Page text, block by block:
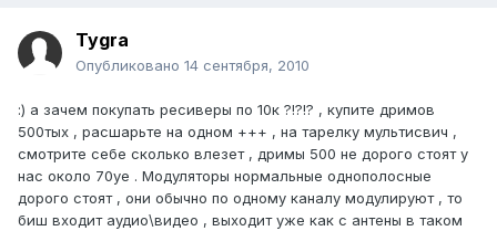
Tygra
Опубликовано 14 сентября, 2010
:) а зачем покупать ресиверы по 10к ?!?!? , купите дримов
500тых , расшарьте на одном +++ , на тарелку мультисвич ,
смотрите себе сколько влезет , дримы 500 не дорого стоят у
нас около 70уе . Модуляторы нормальные однополосные
дорого стоят , они обычно по одному каналу модулируют , то
биш входит аудио\видео , выходит уже как с антены в таком